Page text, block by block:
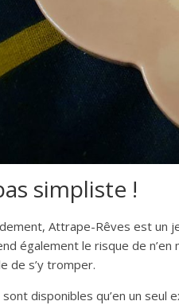
simpliste !
Attrape-Rêves est un
également le risque de n’en
de s’y tromper.
disponibles qu’en un seul